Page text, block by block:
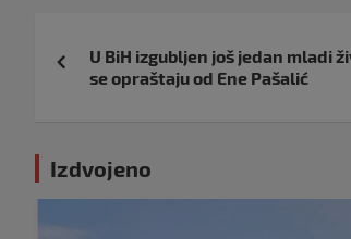
objava
U BiH izgubljen još jedan mladi
se opraštaju od Ene Pašalić
Izdvojeno